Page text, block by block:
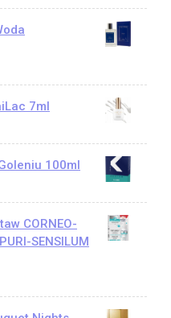
7ml
100ml
CORNEO-
SENSILUM